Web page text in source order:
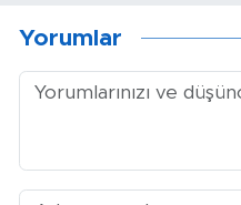
Yorumlar